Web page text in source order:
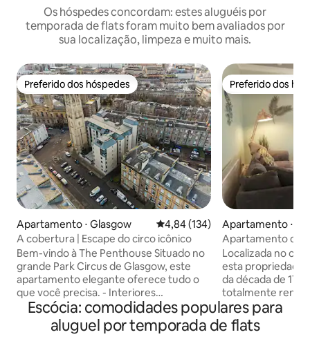
Os hóspedes concordam: estes aluguéis por
temporada de flats foram muito bem avaliados por
sua localização, limpeza e muito mais.
Preferido dos hóspedes
Preferido dos hóspedes
Apartamento ⋅ Glasgow 4,84 de uma avaliação média de
4,84 (134)
A cobertura | Escape do circo icônico
Bem-vindo à The Penthouse Situado no
grande Park Circus de Glasgow, este
apartamento elegante oferece tudo o
que você precisa. - Interiores
lindamente projetados - Wi-Fi super
rápido e controles de aquecimento -
Smart TV de 50" para noites
Preferido dos
Preferido dos
Apartamento ⋅
hire
Apartamento de
alta qualidade em
Localizada no
esta propriedade
da década de
totalmente
características
caixa deslizante
cada quarto
Escócia: comodidades populares para
aluguel por temporada de flats